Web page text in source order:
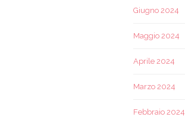
Giugno 2024
Maggio 2024
Aprile 2024
Marzo 2024
Febbraio 2024